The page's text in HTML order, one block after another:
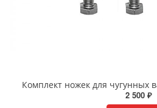
Комплект ножек для чугунных
2 500 ₽